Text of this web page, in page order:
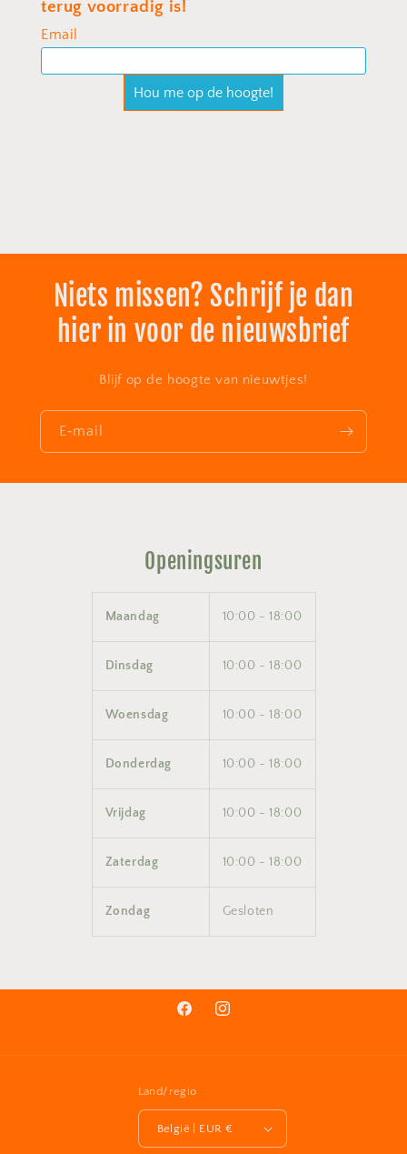
Niets missen? Schrijf je dan
hier in voor de nieuwsbrief
Blijf op de hoogte van nieuwtjes!
E‑mail
Openingsuren
Maandag 10:00 - 18:00
Dinsdag 10:00 - 18:00
Woensdag 10:00 - 18:00
Donderdag 10:00 - 18:00
Vrijdag 10:00 - 18:00
Zaterdag 10:00 - 18:00
Zondag Gesloten
FacebookInstagram
Land/regio
België | EUR €